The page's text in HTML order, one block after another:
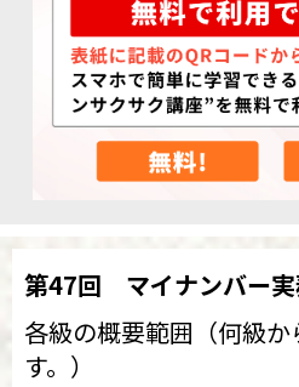
第47回 マイナンバー実
各級の概要範囲（何級
す。）